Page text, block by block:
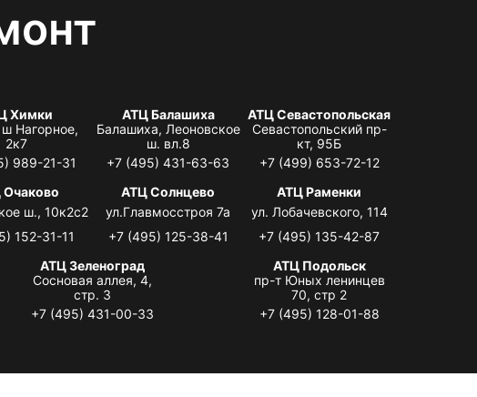
Химки
Нагорное,
2к7
989-21-31
АТЦ Балашиха
Балашиха, Леоновское
ш. вл.8
+7 (495) 431-63-63
АТЦ Севастопольская
Севастопольский пр-
кт, 95Б
+7 (499) 653-72-12
ш., 10к2с2
152-31-11
АТЦ Солнцево
ул.Главмосстроя 7а
+7 (495) 125-38-41
АТЦ Раменки
ул. Лобачевского, 114
+7 (495) 135-42-87
АТЦ Зеленоград
Сосновая аллея, 4,
стр. 3
+7 (495) 431-00-33
АТЦ Подольск
пр-т Юных ленинцев
70, стр 2
+7 (495) 128-01-88